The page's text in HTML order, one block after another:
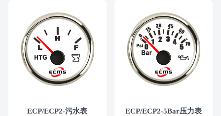
ECP/ECP2-污水表 ECP/ECP2-5Bar压力表